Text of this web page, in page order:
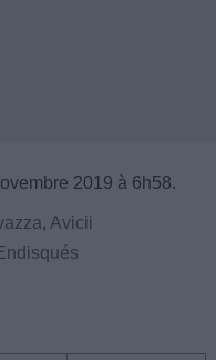
2019 à 6h58.
, Avicii